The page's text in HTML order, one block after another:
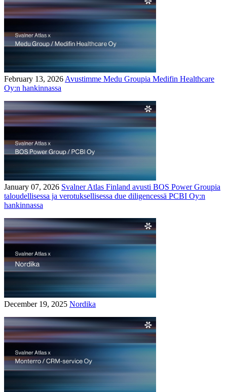
February 13, 2026 Avustimme Medu Groupia Medifin Healthcare
Oy:n hankinnassa
January 07, 2026 Svalner Atlas Finland avusti BOS Power Groupia
taloudellisessa ja verotuksellisessa due diligencessä PCBI Oy:n
hankinnassa
December 19, 2025 Nordika